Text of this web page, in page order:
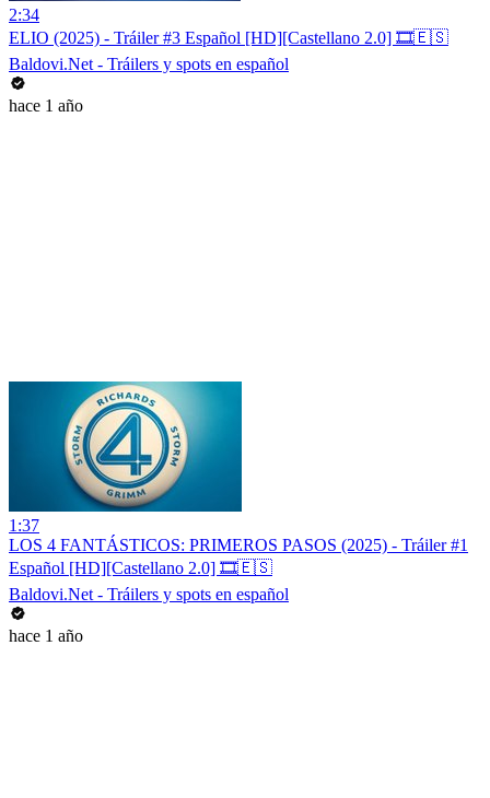
2:34
ELIO (2025) - Tráiler #3 Español [HD][Castellano 2.0] 🎞️🇪🇸
Baldovi.Net - Tráilers y spots en español
hace 1 año
1:37
LOS 4 FANTÁSTICOS: PRIMEROS PASOS (2025) - Tráiler #1
Español [HD][Castellano 2.0] 🎞️🇪🇸
Baldovi.Net - Tráilers y spots en español
hace 1 año